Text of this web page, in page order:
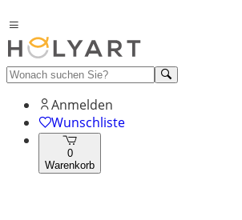
Anmelden
Wunschliste
0
Warenkorb